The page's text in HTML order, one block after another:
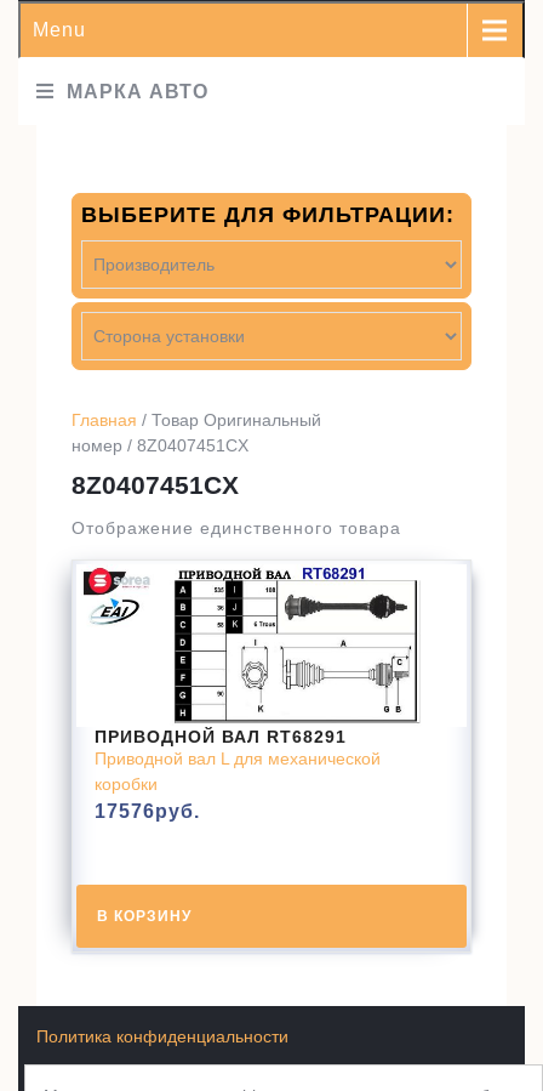
Menu
МАРКА АВТО
Главная / Товар Оригинальный
номер / 8Z0407451CX
8Z0407451CX
Отображение единственного товара
ПРИВОДНОЙ ВАЛ RT68291
Приводной вал L для механической
коробки
17576руб.
В КОРЗИНУ
ВЫБЕРИТЕ ДЛЯ ФИЛЬТРАЦИИ:
Политика конфиденциальности